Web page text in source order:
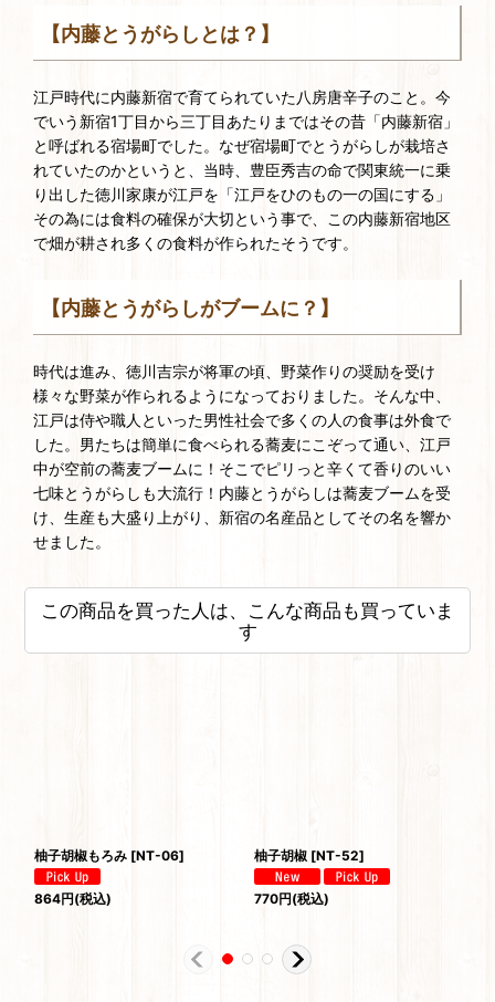
【内藤とうがらしとは？】
江戸時代に内藤新宿で育てられていた八房唐辛子のこと。今
でいう新宿1丁目から三丁目あたりまではその昔「内藤新宿」
と呼ばれる宿場町でした。なぜ宿場町でとうがらしが栽培さ
れていたのかというと、当時、豊臣秀吉の命で関東統一に乗
り出した徳川家康が江戸を「江戸をひのもの一の国にする」
その為には食料の確保が大切という事で、この内藤新宿地区
で畑が耕され多くの食料が作られたそうです。
【内藤とうがらしがブームに？】
時代は進み、徳川吉宗が将軍の頃、野菜作りの奨励を受け
様々な野菜が作られるようになっておりました。そんな中、
江戸は侍や職人といった男性社会で多くの人の食事は外食で
した。男たちは簡単に食べられる蕎麦にこぞって通い、江戸
中が空前の蕎麦ブームに！そこでピリっと辛くて香りのいい
七味とうがらしも大流行！内藤とうがらしは蕎麦ブームを受
け、生産も大盛り上がり、新宿の名産品としてその名を響か
せました。
この商品を買った人は、こんな商品も買っていま
す
柚子胡椒もろみ [NT-06]
864円(税込)
柚子胡椒 [NT-52]
770円(税込)